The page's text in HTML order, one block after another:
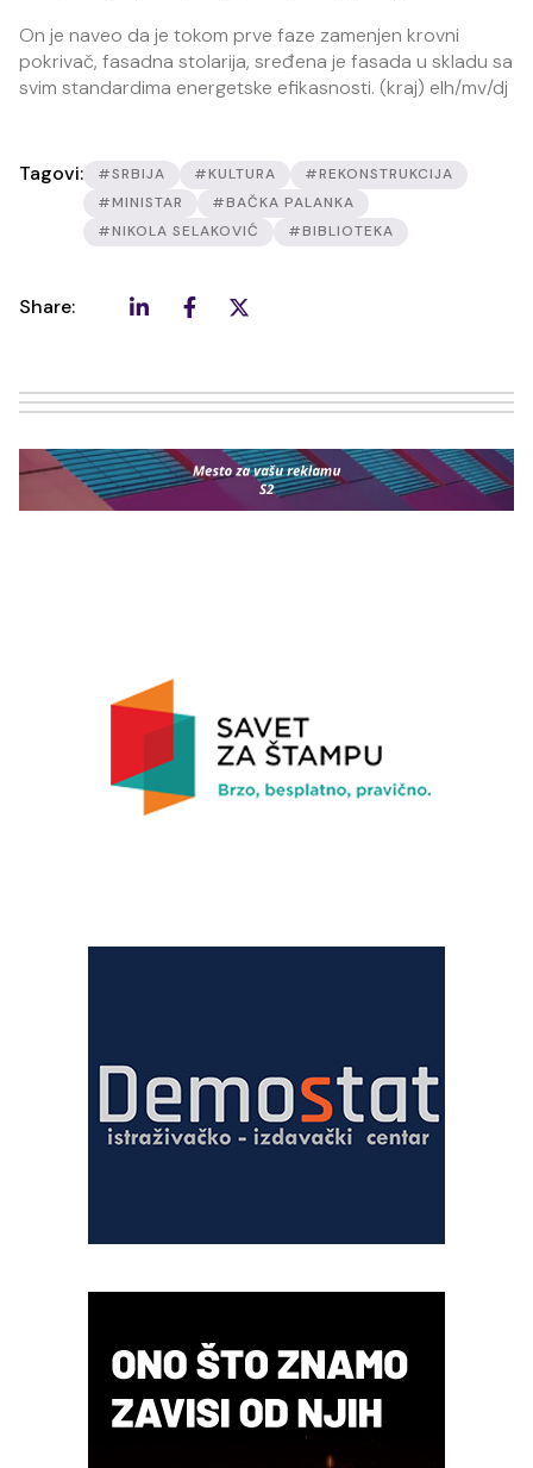
On je naveo da je tokom prve faze zamenjen krovni
pokrivač, fasadna stolarija, sređena je fasada u skladu sa
svim standardima energetske efikasnosti. (kraj) elh/mv/dj
Tagovi: #SRBIJA #KULTURA
#REKONSTRUKCIJA
#MINISTAR
#BAČKA PALANKA
#NIKOLA SELAKOVIĆ
#BIBLIOTEKA
Share: